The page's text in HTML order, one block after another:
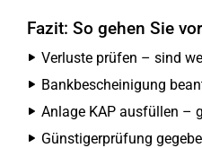
Fazit: So gehen Sie vor
Verluste prüfen – sind
Bankbescheinigung
Anlage KAP ausfüllen –
Günstigerprüfung